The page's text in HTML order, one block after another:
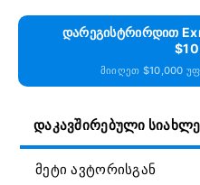
Დარეგისტრირდით
Მიიღეთ $10,000
ᲓᲐᲙᲐᲕᲨᲘᲠᲔᲑᲣᲚᲘ
ᲛᲔᲢᲘ ᲐᲕᲢᲝᲠᲘᲡᲒᲐᲜ